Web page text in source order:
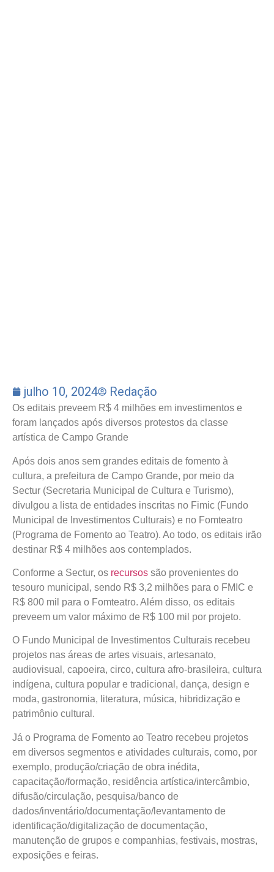
julho 10, 2024 Redação
Os editais preveem R$ 4 milhões em investimentos e
foram lançados após diversos protestos da classe
artística de Campo Grande
Após dois anos sem grandes editais de fomento à
cultura, a prefeitura de Campo Grande, por meio da
Sectur (Secretaria Municipal de Cultura e Turismo),
divulgou a lista de entidades inscritas no Fimic (Fundo
Municipal de Investimentos Culturais) e no Fomteatro
(Programa de Fomento ao Teatro). Ao todo, os editais irão
destinar R$ 4 milhões aos contemplados.
Conforme a Sectur, os recursos são provenientes do
tesouro municipal, sendo R$ 3,2 milhões para o FMIC e
R$ 800 mil para o Fomteatro. Além disso, os editais
preveem um valor máximo de R$ 100 mil por projeto.
O Fundo Municipal de Investimentos Culturais recebeu
projetos nas áreas de artes visuais, artesanato,
audiovisual, capoeira, circo, cultura afro-brasileira, cultura
indígena, cultura popular e tradicional, dança, design e
moda, gastronomia, literatura, música, hibridização e
patrimônio cultural.
Já o Programa de Fomento ao Teatro recebeu projetos
em diversos segmentos e atividades culturais, como, por
exemplo, produção/criação de obra inédita,
capacitação/formação, residência artística/intercâmbio,
difusão/circulação, pesquisa/banco de
dados/inventário/documentação/levantamento de
identificação/digitalização de documentação,
manutenção de grupos e companhias, festivais, mostras,
exposições e feiras.